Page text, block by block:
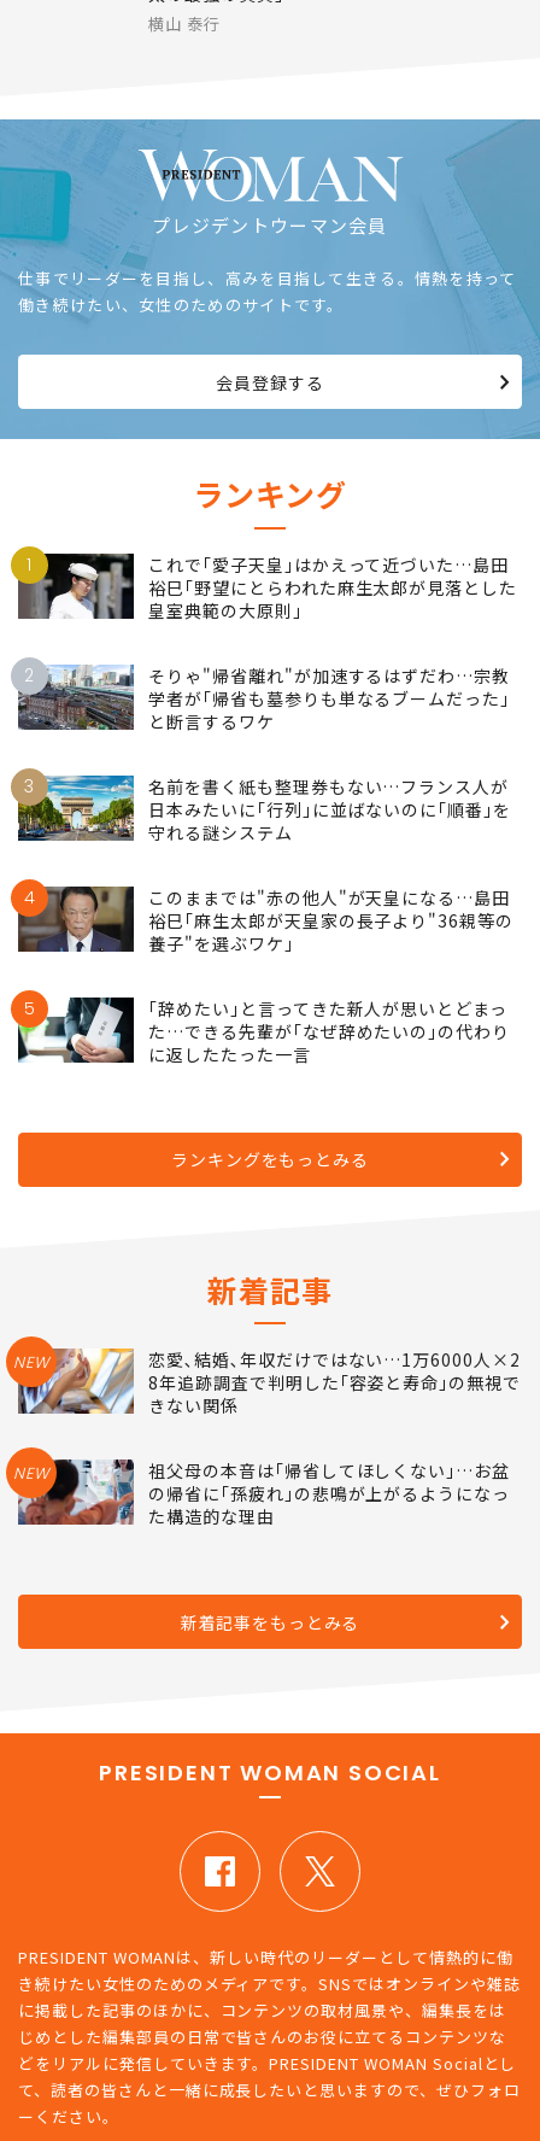
横山 泰行
プレジデントウーマン会員
仕事でリーダーを目指し、高みを目指して生きる。情熱を持って
働き続けたい、女性のためのサイトです。
会員登録する
ランキング
1
これで｢愛子天皇｣はかえって近づいた…島田
裕巳｢野望にとらわれた麻生太郎が見落とした
皇室典範の大原則｣
2
そりゃ"帰省離れ"が加速するはずだわ…宗教
学者が｢帰省も墓参りも単なるブームだった｣
と断言するワケ
3
名前を書く紙も整理券もない…フランス人が
日本みたいに｢行列｣に並ばないのに｢順番｣を
守れる謎システム
4
このままでは"赤の他人"が天皇になる…島田
裕巳｢麻生太郎が天皇家の長子より"36親等の
養子"を選ぶワケ｣
5
｢辞めたい｣と言ってきた新人が思いとどまっ
た…できる先輩が｢なぜ辞めたいの｣の代わり
に返したたった一言
ランキングをもっとみる
新着記事
NEW
恋愛､結婚､年収だけではない…1万6000人×2
8年追跡調査で判明した｢容姿と寿命｣の無視で
きない関係
NEW
祖父母の本音は｢帰省してほしくない｣…お盆
の帰省に｢孫疲れ｣の悲鳴が上がるようになっ
た構造的な理由
新着記事をもっとみる
PRESIDENT WOMAN SOCIAL
PRESIDENT WOMANは、新しい時代のリーダーとして情熱的に働
き続けたい女性のためのメディアです。SNSではオンラインや雑誌
に掲載した記事のほかに、コンテンツの取材風景や、編集長をは
じめとした編集部員の日常で皆さんのお役に立てるコンテンツな
どをリアルに発信していきます。PRESIDENT WOMAN Socialとし
て、読者の皆さんと一緒に成長したいと思いますので、ぜひフォロ
ーください。